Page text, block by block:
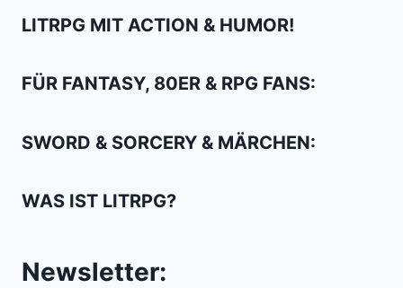
LITRPG MIT ACTION & HUMOR!
FÜR FANTASY, 80ER & RPG FANS:
SWORD & SORCERY & MÄRCHEN:
WAS IST LITRPG?
Newsletter: